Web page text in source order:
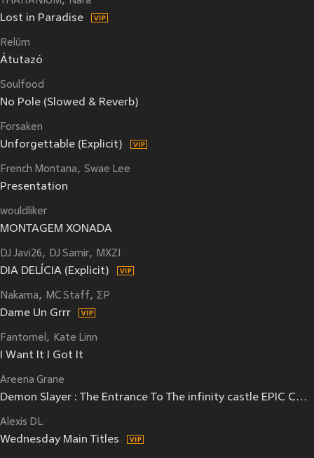
Lost in Paradise
Relŭm
Átutazó
Soulfood
No Pole (Slowed & Reverb)
Forsaken
Unforgettable (Explicit)
French Montana Swae Lee
Presentation
wouldliker
MONTAGEM XONADA
DJ Javi26 DJ Samir MXZI
DIA DELÍCIA (Explicit)
Nakama MC Staff ΣP
Dame Un Grrr
Fantomel Kate Linn
I Want It I Got It
Areena Grane
Demon Slayer : The Entrance To The infinity castle EPIC COVER
Alexis DL
Wednesday Main Titles